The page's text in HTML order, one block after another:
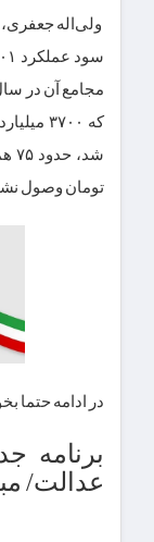
ولی‌اله
که
تومان وصول نشده و ۷۴.۵ همت
در ادامه حتما
برنامه
عدالت/